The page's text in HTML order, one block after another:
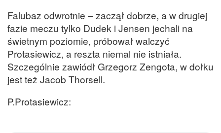
Falubaz odwrotnie – zaczął dobrze, a w drugiej
fazie meczu tylko Dudek i Jensen jechali na
świetnym poziomie, próbował walczyć
Protasiewicz, a reszta niemal nie istniała.
Szczególnie zawiódł Grzegorz Zengota, w dołku
jest też Jacob Thorsell.
P.Protasiewicz: